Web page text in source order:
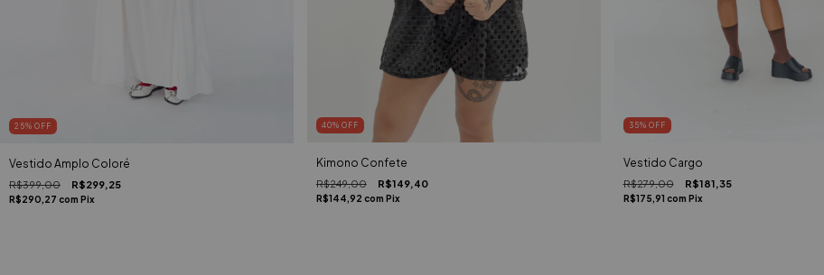
25% OFF
Vestido Amplo Coloré
R$399,00 R$299,25
R$290,27 com Pix
40% OFF
Kimono Confete
R$249,00 R$149,40
R$144,92 com Pix
35% OFF
Vestido Cargo
R$279,00 R$181,35
R$175,91 com Pix